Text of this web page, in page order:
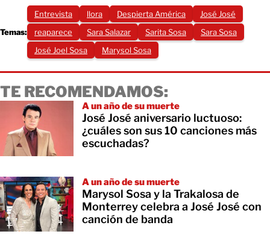
Temas:
Entrevista llora Despierta América
José José
reaparece
Sara Salazar Sarita Sosa
Sara Sosa
José Joel Sosa
Marysol Sosa
TE RECOMENDAMOS:
A un año de su muerte
José José aniversario luctuoso:
¿cuáles son sus 10 canciones más
escuchadas?
A un año de su muerte
Marysol Sosa y la Trakalosa de
Monterrey celebra a José José con
canción de banda